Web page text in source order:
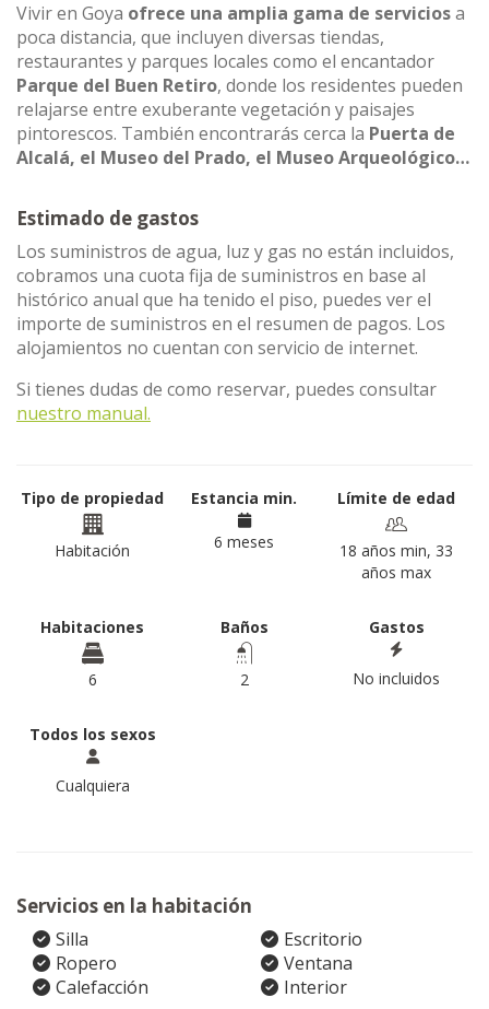
Vivir en Goya ofrece una amplia gama de serviciosa
poca distancia, que incluyen diversas tiendas,
restaurantes y parques locales como el encantador
Parque del Buen Retiro, donde los residentes pueden
relajarse entre exuberante vegetación y paisajes
pintorescos. También encontrarás cerca la Puerta de
Alcalá, el Museo del Prado, el Museo Arqueológico…
Estimado de gastos
Los suministros de agua, luz y gas no están incluidos,
cobramos una cuota fija de suministros en base al
histórico anual que ha tenido el piso, puedes ver el
importe de suministros en el resumen de pagos. Los
alojamientos no cuentan con servicio de internet.
Si tienes dudas de como reservar, puedes consultar
nuestro manual.
Tipo de propiedad
Habitación
Estancia min.
6 meses
Límite de edad
18 años min, 33
años max
Habitaciones
6
Baños
2
Gastos
No incluidos
Todos los sexos
Cualquiera
Servicios en la habitación
Silla
Escritorio
Ropero
Ventana
Calefacción
Interior